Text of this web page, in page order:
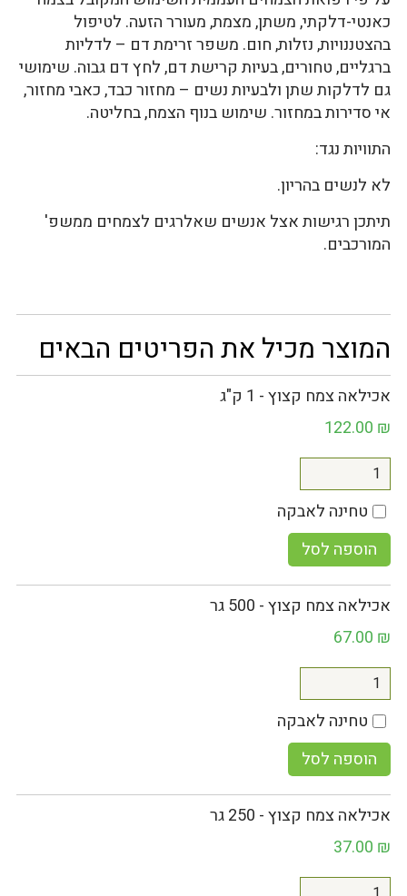
כאנטי-דלקתי, משתן, מצמת, מעורר הזעה. לטיפול
בהצטננויות, נזלות, חום. משפר זרימת דם – לדליות
ברגליים, טחורים, בעיות קרישת דם, לחץ דם גבוה. שימושי
גם לדלקות שתן ולבעיות נשים – מחזור כבד, כאבי מחזור,
אי סדירות במחזור. שימוש בנוף הצמח, בחליטה.
התוויות נגד:
לא לנשים בהריון.
תיתכן רגישות אצל אנשים שאלרגים לצמחים ממשפ'
המורכבים.
המוצר מכיל את הפריטים הבאים
אכילאה צמח קצוץ - 1 ק"ג
122.00 ₪
טחינה לאבקה
הוספה לסל
אכילאה צמח קצוץ - 500 גר
67.00 ₪
טחינה לאבקה
הוספה לסל
אכילאה צמח קצוץ - 250 גר
37.00 ₪